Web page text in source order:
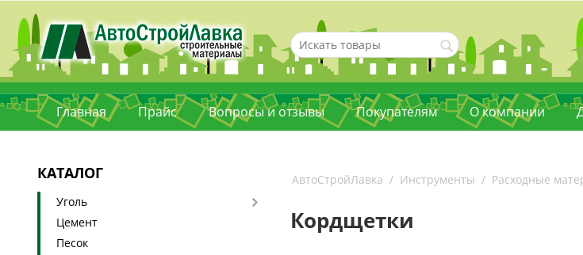
Главная Прайс Вопросы и отзывы Покупателям О компании
КАТАЛОГ
Уголь
Цемент
Песок
АвтоСтройЛавка / Инструменты / Расходные
Кордщетки